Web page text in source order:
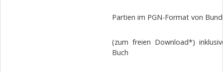
Partien im PGN-Format von
(zum freien Download*)
Buch